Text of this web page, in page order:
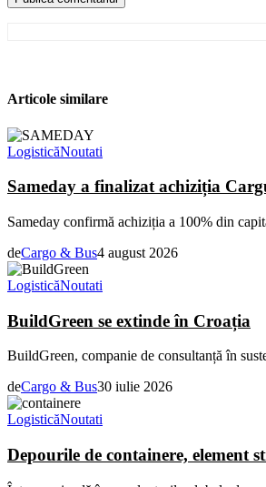
Articole similare
LogisticăNoutati
Sameday a finalizat achiziția
Sameday confirmă achiziția a 100% din
deCargo & Bus4 august 2026
LogisticăNoutati
BuildGreen se extinde în Croația
BuildGreen, companie de consultanță în
deCargo & Bus30 iulie 2026
LogisticăNoutati
Depourile de containere, element